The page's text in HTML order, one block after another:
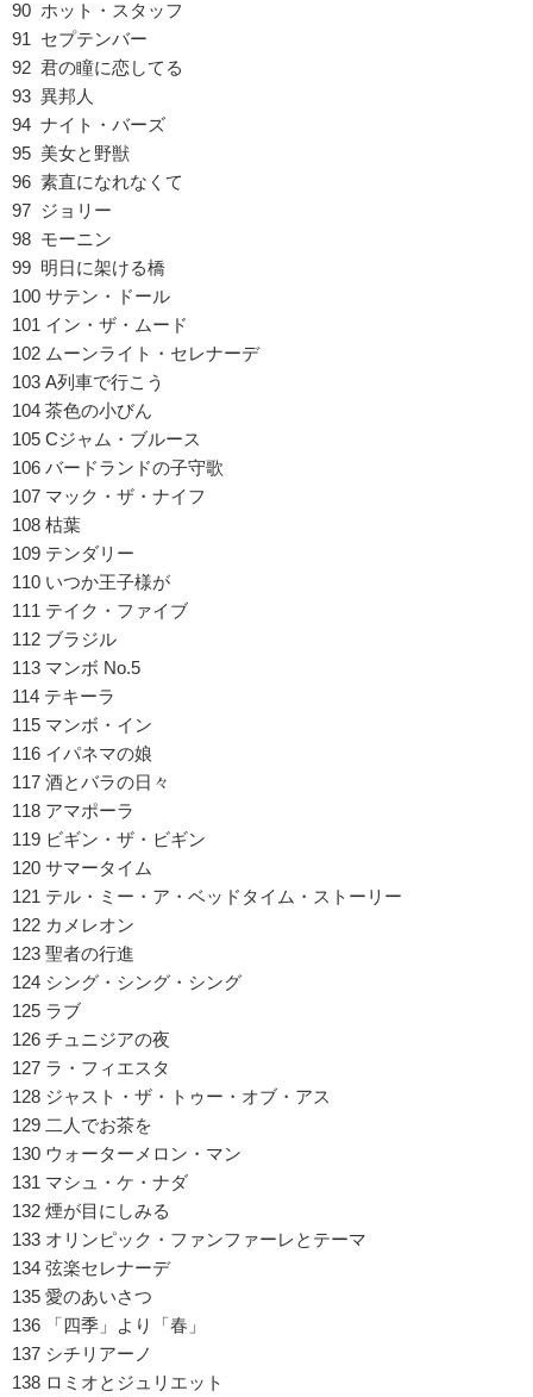
90 ホット・スタッフ
91 セプテンバー
92 君の瞳に恋してる
93 異邦人
94 ナイト・バーズ
95 美女と野獣
96 素直になれなくて
97 ジョリー
98 モーニン
99 明日に架ける橋
100 サテン・ドール
101 イン・ザ・ムード
102 ムーンライト・セレナーデ
103 A列車で行こう
104 茶色の小びん
105 Cジャム・ブルース
106 バードランドの子守歌
107 マック・ザ・ナイフ
108 枯葉
109 テンダリー
110 いつか王子様が
111 テイク・ファイブ
112 ブラジル
113 マンボ No.5
114 テキーラ
115 マンボ・イン
116 イパネマの娘
117 酒とバラの日々
118 アマポーラ
119 ビギン・ザ・ビギン
120 サマータイム
121 テル・ミー・ア・ベッドタイム・ストーリー
122 カメレオン
123 聖者の行進
124 シング・シング・シング
125 ラブ
126 チュニジアの夜
127 ラ・フィエスタ
128 ジャスト・ザ・トゥー・オブ・アス
129 二人でお茶を
130 ウォーターメロン・マン
131 マシュ・ケ・ナダ
132 煙が目にしみる
133 オリンピック・ファンファーレとテーマ
134 弦楽セレナーデ
135 愛のあいさつ
136 「四季」より「春」
137 シチリアーノ
138 ロミオとジュリエット